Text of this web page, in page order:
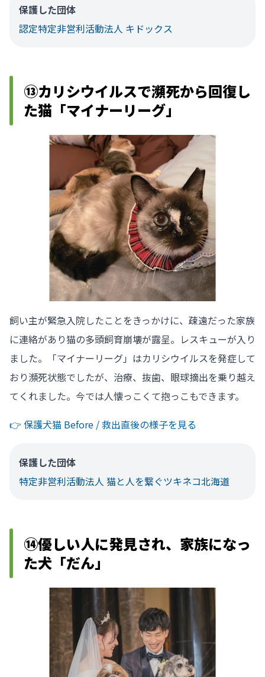
保護した団体
認定特定非営利活動法人 キドックス
⑬カリシウイルスで瀕死から回復し
た猫「マイナーリーグ」
飼い主が緊急入院したことをきっかけに、疎遠だった家族
に連絡があり猫の多頭飼育崩壊が露呈。レスキューが入り
ました。「マイナーリーグ」はカリシウイルスを発症して
おり瀕死状態でしたが、治療、抜歯、眼球摘出を乗り越え
てくれました。今では人懐っこくて抱っこもできます。
👉️ 保護犬猫 Before / 救出直後の様子を見る
保護した団体
特定非営利活動法人 猫と人を繋ぐツキネコ北海道
⑭優しい人に発見され、家族になっ
た犬「だん」